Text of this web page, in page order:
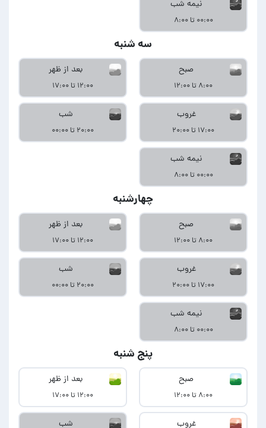
نیمه شب
۰۰:۰۰ تا ۸:۰۰
سه شنبه
صبح
۸:۰۰ تا ۱۲:۰۰
بعد از ظهر
۱۲:۰۰ تا ۱۷:۰۰
غروب
۱۷:۰۰ تا ۲۰:۰۰
شب
۲۰:۰۰ تا ۰۰:۰۰
نیمه شب
۰۰:۰۰ تا ۸:۰۰
چهارشنبه
صبح
۸:۰۰ تا ۱۲:۰۰
بعد از ظهر
۱۲:۰۰ تا ۱۷:۰۰
غروب
۱۷:۰۰ تا ۲۰:۰۰
شب
۲۰:۰۰ تا ۰۰:۰۰
نیمه شب
۰۰:۰۰ تا ۸:۰۰
پنج شنبه
صبح
۸:۰۰ تا ۱۲:۰۰
بعد از ظهر
۱۲:۰۰ تا ۱۷:۰۰
غروب شب